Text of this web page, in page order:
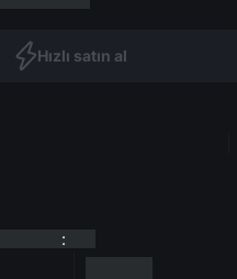
Hızlı satın al
: